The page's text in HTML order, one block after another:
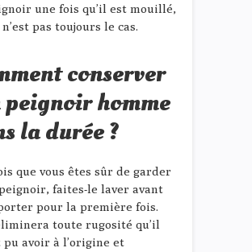
une fois qu’il est mouillé,
pas toujours le cas.
conserver
peignoir homme
la durée ?
que vous êtes sûr de garder
faites-le laver avant
pour la première fois.
toute rugosité qu’il
avoir à l’origine et